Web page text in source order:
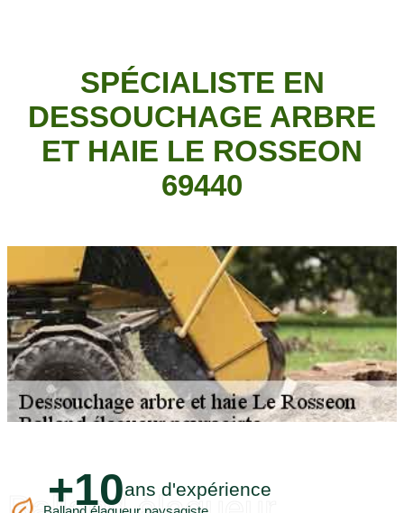
SPÉCIALISTE EN
DESSOUCHAGE ARBRE
ET HAIE LE ROSSEON
69440
+10ans d'expérience